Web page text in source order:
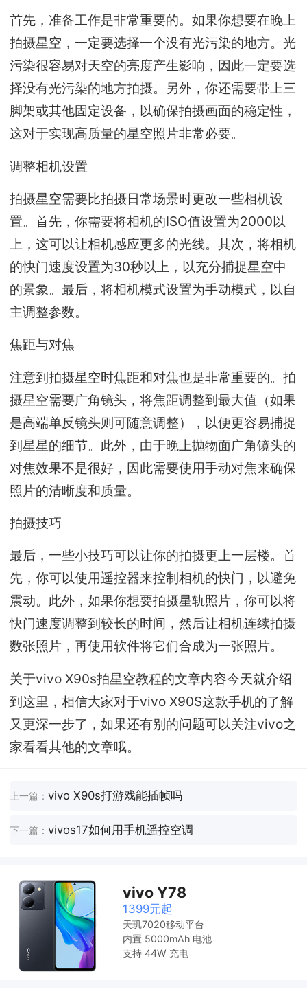
首先，准备工作是非常重要的。如果你想要在晚上
拍摄星空，一定要选择一个没有光污染的地方。光
污染很容易对天空的亮度产生影响，因此一定要选
择没有光污染的地方拍摄。另外，你还需要带上三
脚架或其他固定设备，以确保拍摄画面的稳定性，
这对于实现高质量的星空照片非常必要。
调整相机设置
拍摄星空需要比拍摄日常场景时更改一些相机设
置。首先，你需要将相机的ISO值设置为2000以
上，这可以让相机感应更多的光线。其次，将相机
的快门速度设置为30秒以上，以充分捕捉星空中
的景象。最后，将相机模式设置为手动模式，以自
主调整参数。
焦距与对焦
注意到拍摄星空时焦距和对焦也是非常重要的。拍
摄星空需要广角镜头，将焦距调整到最大值（如果
是高端单反镜头则可随意调整），以便更容易捕捉
到星星的细节。此外，由于晚上抛物面广角镜头的
对焦效果不是很好，因此需要使用手动对焦来确保
照片的清晰度和质量。
拍摄技巧
最后，一些小技巧可以让你的拍摄更上一层楼。首
先，你可以使用遥控器来控制相机的快门，以避免
震动。此外，如果你想要拍摄星轨照片，你可以将
快门速度调整到较长的时间，然后让相机连续拍摄
数张照片，再使用软件将它们合成为一张照片。
关于vivo X90s拍星空教程的文章内容今天就介绍
到这里，相信大家对于vivo X90S这款手机的了解
又更深一步了，如果还有别的问题可以关注vivo之
家看看其他的文章哦。
上一篇：vivo X90s打游戏能插帧吗
下一篇：vivos17如何用手机遥控空调
vivo Y78
1399元起
天玑7020移动平台
内置 5000mAh 电池
支持 44W 充电